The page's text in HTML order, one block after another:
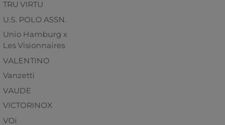
TRU VIRTU
U.S. POLO ASSN.
Unio Hamburg x
Les Visionnaires
VALENTINO
Vanzetti
VAUDE
VICTORINOX
VOi